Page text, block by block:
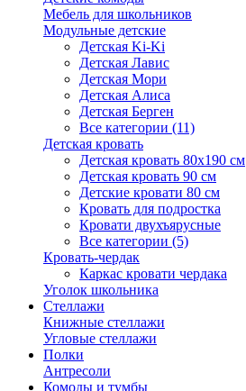
Мебель для школьников
Модульные детские
Детская Ki-Ki
Детская Лавис
Детская Мори
Детская Алиса
Детская Берген
Все категории (11)
Детская кровать
Детская кровать 80х190 см
Детская кровать 90 см
Детские кровати 80 см
Кровать для подростка
Кровати двухъярусные
Все категории (5)
Кровать-чердак
Каркас кровати чердака
Уголок школьника
Стеллажи
Книжные стеллажи
Угловые стеллажи
Полки
Антресоли
Комоды и тумбы